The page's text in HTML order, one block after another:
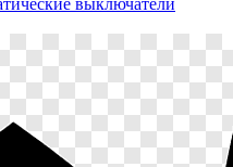
выключатели